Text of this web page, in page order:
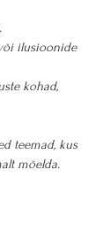
ilusioonide
kohad,
teemad, kus
mõelda.